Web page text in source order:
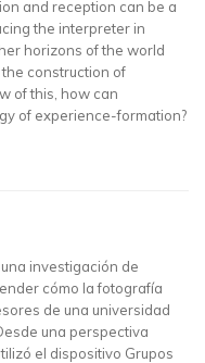
and reception can be a
the interpreter in
horizons of the world
construction of
of this, how can
of experience-formation?
investigación de
cómo la fotografía
de una universidad
una perspectiva
el dispositivo Grupos